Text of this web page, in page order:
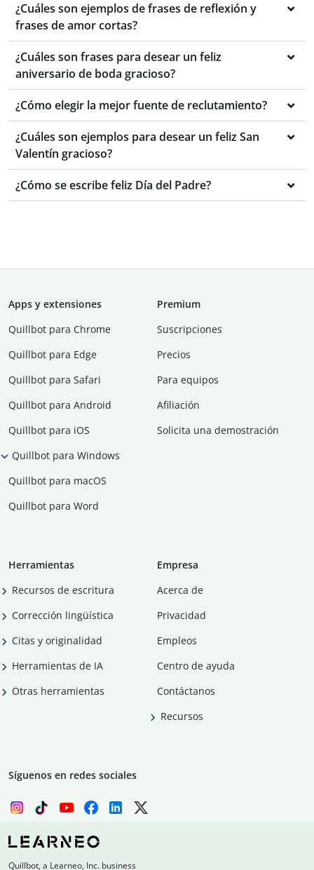
¿Cuáles son ejemplos de frases de reflexión y
frases de amor cortas?
¿Cuáles son frases para desear un feliz
aniversario de boda gracioso?
¿Cómo elegir la mejor fuente de reclutamiento?
¿Cuáles son ejemplos para desear un feliz San
Valentín gracioso?
¿Cómo se escribe feliz Día del Padre?
Apps y extensiones
Quillbot para Chrome
Quillbot para Edge
Quillbot para Safari
Quillbot para Android
Quillbot para iOS
Quillbot para Windows
Quillbot para macOS
Quillbot para Word
Premium
Suscripciones
Precios
Para equipos
Afiliación
Solicita una demostración
Herramientas
Recursos de escritura
Corrección lingüística
Citas y originalidad
Herramientas de IA
Otras herramientas
Empresa
Acerca de
Privacidad
Empleos
Centro de ayuda
Contáctanos
Recursos
Síguenos en redes sociales
Quillbot, a Learneo, Inc. business